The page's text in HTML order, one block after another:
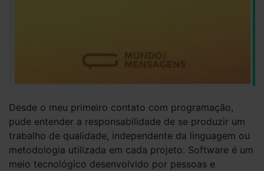
Desde o meu primeiro contato com programação,
pude entender a responsabilidade de se produzir um
trabalho de qualidade, independente da linguagem ou
metodologia utilizada em cada projeto. Software é um
meio tecnológico desenvolvido por pessoas e